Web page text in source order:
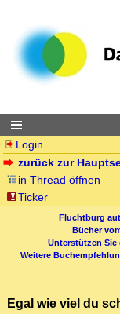
Login
zurück zur
in Thread öffnen
Ticker
Fluchtburg
Bücher
Unterstützen Sie
Weitere
Egal wie viel du